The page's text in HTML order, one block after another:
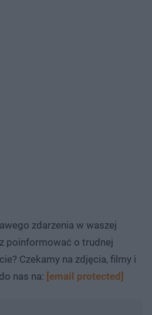
zdarzenia w waszej
poinformować o trudnej
Czekamy na zdjęcia, filmy i
nas na: [email protected]